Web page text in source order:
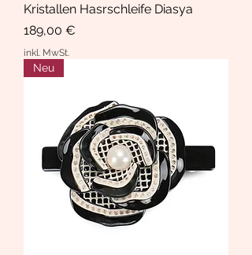
Kristallen Hasrschleife Diasya
Preis
189,00 €
inkl. MwSt.
Neu